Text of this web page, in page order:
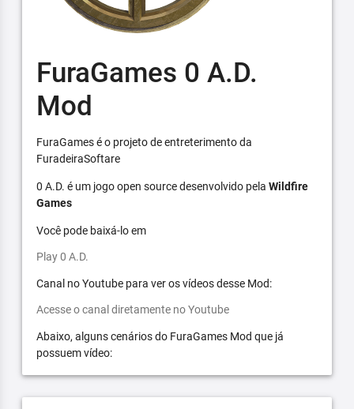
FuraGames 0 A.D.
Mod
FuraGames é o projeto de entreterimento da
FuradeiraSoftare
0 A.D. é um jogo open source desenvolvido pela Wildfire
Games
Você pode baixá-lo em
Play 0 A.D.
Canal no Youtube para ver os vídeos desse Mod:
Acesse o canal diretamente no Youtube
Abaixo, alguns cenários do FuraGames Mod que já
possuem vídeo: